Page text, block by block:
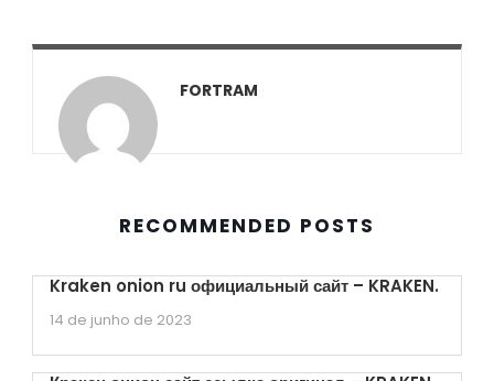
FORTRAM
RECOMMENDED POSTS
Kraken onion ru официальный сайт – KRAKEN.
14 de junho de 2023